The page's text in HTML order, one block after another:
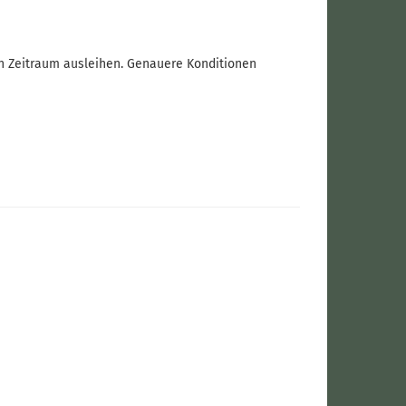
ausleihen. Genauere Konditionen